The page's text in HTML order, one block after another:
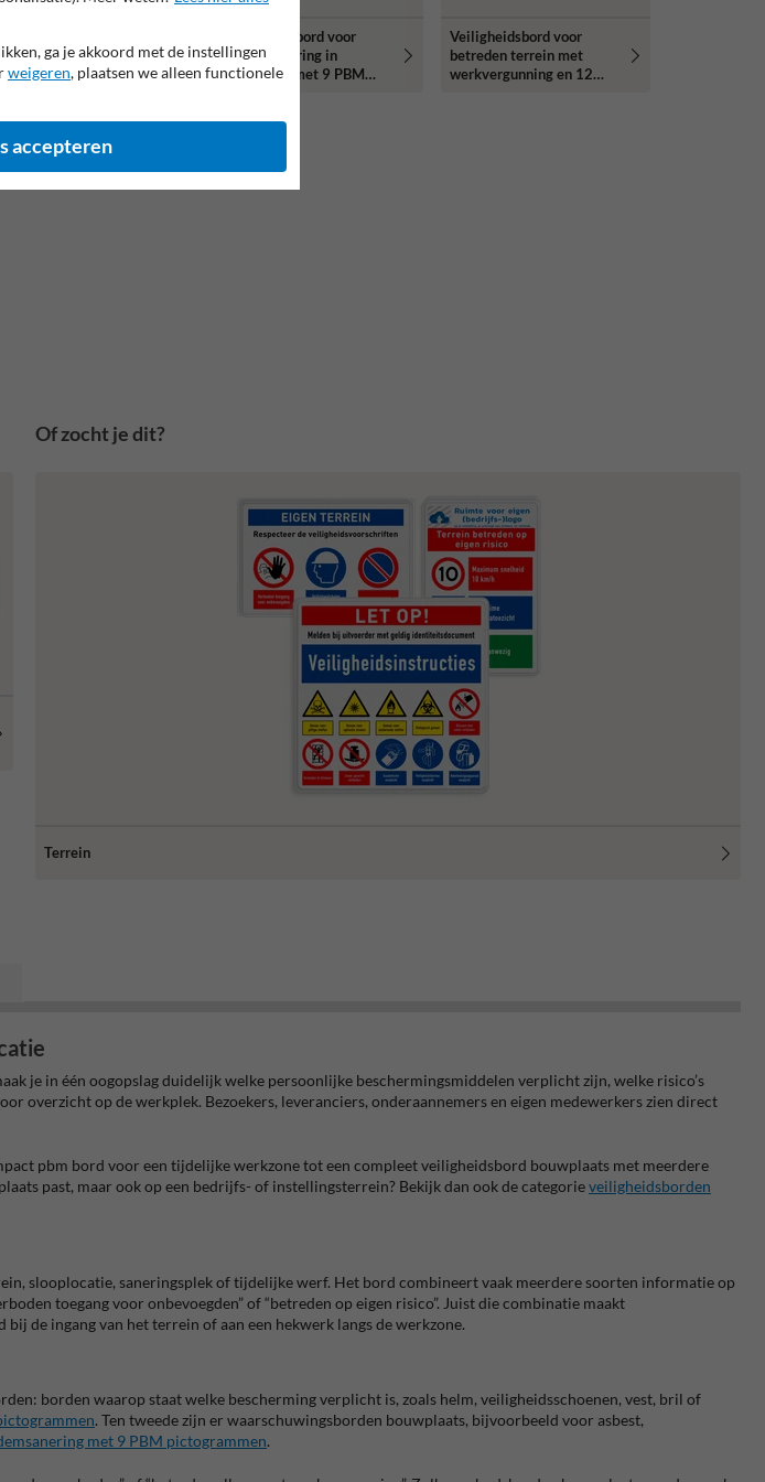
Veiligheidsbord voor
bodemsanering in
uitvoering met 9 PBM
Veiligheidsbord voor
betreden terrein met
werkvergunning en 12
Of zocht je dit?
Terrein
je in één oogopslag duidelijk welke persoonlijke beschermingsmiddelen verplicht zijn, welke risico’s
overzicht op de werkplek. Bezoekers, leveranciers, onderaannemers en eigen medewerkers zien direct
pbm bord voor een tijdelijke werkzone tot een compleet veiligheidsbord bouwplaats met meerdere
past, maar ook op een bedrijfs- of instellingsterrein? Bekijk dan ook de categorieveiligheidsborden
slooplocatie, saneringsplek of tijdelijke werf. Het bord combineert vaak meerdere soorten informatie op
toegang voor onbevoegden” of “betreden op eigen risico”. Juist die combinatie maakt
de ingang van het terrein of aan een hekwerk langs de werkzone.
borden waarop staat welke bescherming verplicht is, zoals helm, veiligheidsschoenen, vest, bril of
. Ten tweede zijn er waarschuwingsborden bouwplaats, bijvoorbeeld voor asbest,
met 9 PBM pictogrammen.
ga je akkoord met de instellingen
weigeren, plaatsen we alleen functionele
accepteren